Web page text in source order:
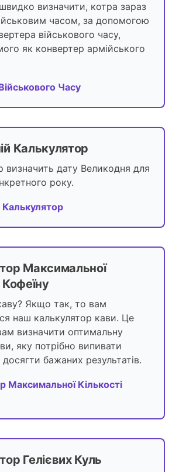
визначити, котра зараз
часом, за допомогою
військового часу,
як конвертер армійського
Часу
Калькулятор
визначить дату Великодня для
року.
Максимальної
Кофеїну
Якщо так, то вам
наш калькулятор кави. Це
визначити оптимальну
яку потрібно випивати
бажаних результатів.
Максимальної Кількості
Гелієвих Куль